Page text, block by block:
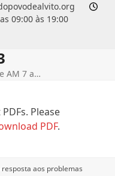
09:00 às 19:00
AM 7 a…
Please
PDF.
aos problemas